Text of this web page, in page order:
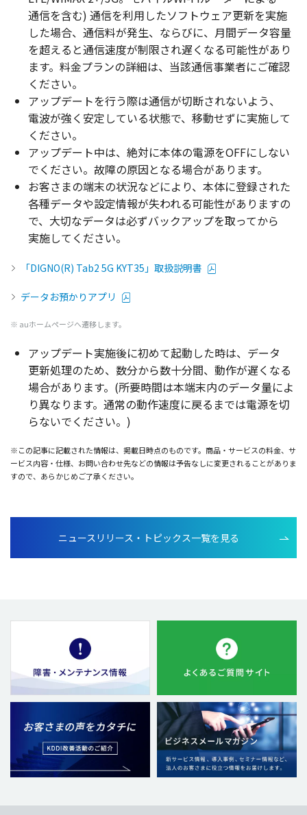
通信を含む) 通信を利用したソフトウェア更新を実施
した場合、 通信料が発生、ならびに、 月間データ容量
を超えると通信速度が制限され遅くなる可能性があり
ます。 料金プランの詳細は、 当該通信事業者にご確認
ください。
アップデートを行う際は通信が切断されないよう、
電波が強く 安定している状態で、 移動せずに実施して
ください。
アップデート中は、 絶対に本体の電源をOFFにしない
でください。 故障の原因となる場合があります。
お客さまの端末の状況などにより、 本体に登録された
各種データや設定情報が失われる可能性がありますの
で、 大切なデータは必ずバックアップを取ってから
実施してください。
「DIGNO(R) Tab2 5G KYT35」取扱説明書
データお預かりアプリ
※ auホームページへ遷移します。
アップデート実施後に初めて起動した時は、 データ
更新処理のため、 数分から数十分間、 動作が遅くなる
場合があります。(所要時間は本端末内のデータ量によ
り異なります。 通常の動作速度に戻るまでは電源を切
らないでください。)
※この記事に記載された情報は、掲載日時点のものです。商品・サービスの料金、サ
ービス内容・仕様、お問い合わせ先などの情報は予告なしに変更されることがありま
すので、あらかじめご了承ください。
ニュースリリース・トピックス一覧を見る